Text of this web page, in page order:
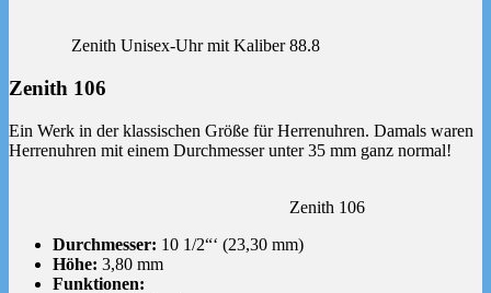
Zenith Unisex-Uhr mit Kaliber 88.8
Zenith 106
Ein Werk in der klassischen Größe für Herrenuhren. Damals waren
Herrenuhren mit einem Durchmesser unter 35 mm ganz normal!
Zenith 106
Durchmesser: 10 1/2“‘ (23,30 mm)
Höhe: 3,80 mm
Funktionen: